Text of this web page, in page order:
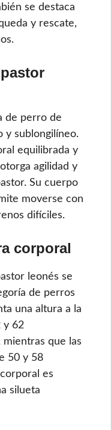
se destaca
y rescate,
de perro de
y sublongilíneo.
equilibrada y
agilidad y
Su cuerpo
moverse con
difíciles.
corporal
leonés se
de perros
una altura a la
y 62
que las
50 y 58
es
silueta